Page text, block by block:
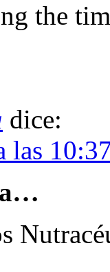
the
dice:
las